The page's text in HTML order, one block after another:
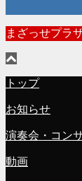
まざっせプラ
トップ
お知らせ
演奏会・コン
動画